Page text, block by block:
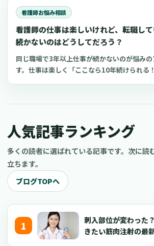
り文句を言ってくるので、私もイライラが募り
看護師お悩み相談
看護師の仕事は楽しいけれど、転職し
続かないのはどうしてだろう？
同じ職場で3年以上仕事が続かないのが悩み
す。仕事は楽しく「ここなら10年続けられる
などで働きましたが、どこも3年から4年で転
人気記事ランキング
多くの読者に選ばれている記事です。次に読
立ちます。
ブログTOPへ
刺入部位が変わった
きたい筋肉注射の最